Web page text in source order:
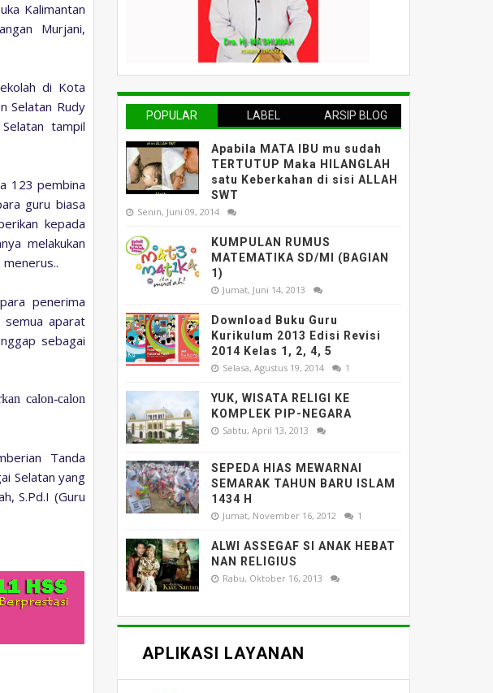
Kalimantan
Murjani,
di Kota
Selatan Rudy
tampil
123 pembina
guru biasa
kepada
melakukan
penerima
aparat
sebagai
calon-calon
Tanda
Selatan yang
S.Pd.I (Guru
POPULAR LABEL ARSIP BLOG
Apabila MATA IBU mu sudah
TERTUTUP Maka HILANGLAH
satu Keberkahan di sisi ALLAH
SWT
Senin, Juni 09, 2014
KUMPULAN RUMUS
MATEMATIKA SD/MI (BAGIAN
1)
Jumat, Juni 14, 2013
Download Buku Guru
Kurikulum 2013 Edisi Revisi
2014 Kelas 1, 2, 4, 5
Selasa, Agustus 19, 2014 1
YUK, WISATA RELIGI KE
KOMPLEK PIP-NEGARA
Sabtu, April 13, 2013
SEPEDA HIAS MEWARNAI
SEMARAK TAHUN BARU ISLAM
1434 H
Jumat, November 16, 2012 1
ALWI ASSEGAF SI ANAK HEBAT
NAN RELIGIUS
Rabu, Oktober 16, 2013
APLIKASI LAYANAN